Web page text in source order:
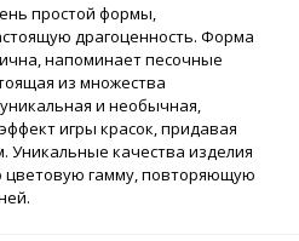
простой формы,
драгоценность. Форма
напоминает песочные
из множества
и необычная,
игры красок, придавая
Уникальные качества изделия
цветовую гамму, повторяющую